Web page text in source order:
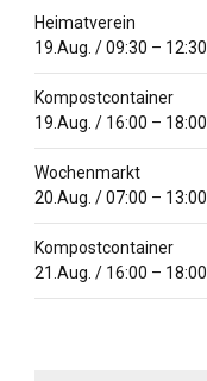
Heimatverein
19.Aug. /09:30 – 12:30
Kompostcontainer
19.Aug. / 16:00 – 18:00
Wochenmarkt
20.Aug. /07:00 – 13:00
Kompostcontainer
21.Aug. / 16:00 – 18:00